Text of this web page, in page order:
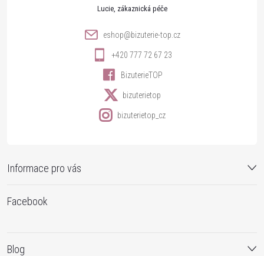
Informace pro vás
Lucie
eshop@bizuterie-top.cz
+420 777 72 67 23
BizuterieTOP
bizuterietop
bizuterietop_cz
Facebook
Blog